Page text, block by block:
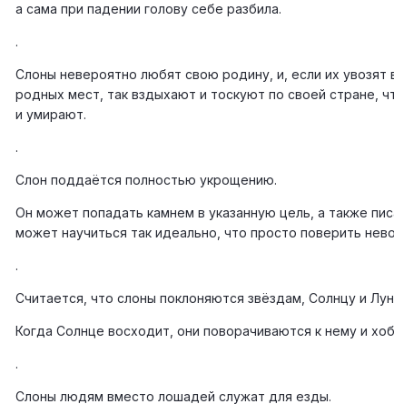
а сама при падении голову себе разбила.
.
Слоны невероятно любят свою родину, и, если их увозят
родных мест, так вздыхают и тоскуют по своей стране,
и умирают.
.
Слон поддаётся полностью укрощению.
Он может попадать камнем в указанную цель, а также
может научиться так идеально, что просто поверить
.
Считается, что слоны поклоняются звёздам, Солнцу и
Когда Солнце восходит, они поворачиваются к нему и
.
Слоны людям вместо лошадей служат для езды.